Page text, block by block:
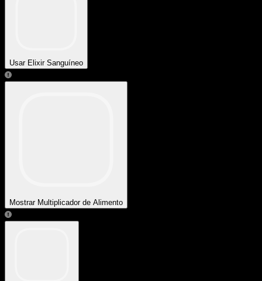
Usar Elixir Sanguíneo
Mostrar Multiplicador de Alimento